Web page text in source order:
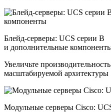
Блейд-серверы: UCS серии B
и дополнительные
Увеличьте
масштабируемой архитектуры
Модульные серверы Cisco: